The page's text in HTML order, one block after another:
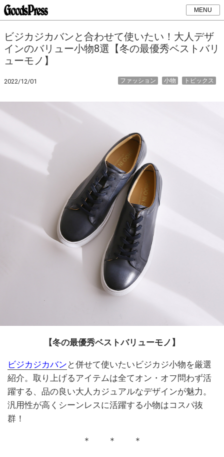
MENU
ビジカジカバンと合わせて使いたい！大人デザ
インのバリュー小物8選【冬の最優秀ベストバリ
ューモノ】
2022/12/01 トピックス
小物
ファッション
【冬の最優秀ベストバリューモノ】
ビジカジカバン と併せて使いたいビジカジ小物を厳選
紹介。取り上げるアイテムは全てオン・オフ問わず活
躍する、品の良い大人カジュアルなデザインが魅力。
汎用性が高くシーンレスに活躍する小物はコスパ抜
群！
＊ ＊ ＊